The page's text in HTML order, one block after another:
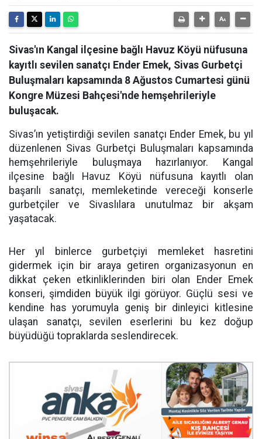
Sivas'ın Kangal ilçesine bağlı Havuz Köyü nüfusuna
kayıtlı sevilen sanatçı Ender Emek, Sivas Gurbetçi
Buluşmaları kapsamında 8 Ağustos Cumartesi günü
Kongre Müzesi Bahçesi'nde hemşehrileriyle
buluşacak.
Sivas’ın yetiştirdiği sevilen sanatçı Ender Emek, bu yıl
düzenlenen Sivas Gurbetçi Buluşmaları kapsamında
hemşehrileriyle buluşmaya hazırlanıyor. Kangal
ilçesine bağlı Havuz Köyü nüfusuna kayıtlı olan
başarılı sanatçı, memleketinde vereceği konserle
gurbetçiler ve Sivaslılara unutulmaz bir akşam
yaşatacak.
Her yıl binlerce gurbetçiyi memleket hasretini
gidermek için bir araya getiren organizasyonun en
dikkat çeken etkinliklerinden biri olan Ender Emek
konseri, şimdiden büyük ilgi görüyor. Güçlü sesi ve
kendine has yorumuyla geniş bir dinleyici kitlesine
ulaşan sanatçı, sevilen eserlerini bu kez doğup
büyüdüğü topraklarda seslendirecek.